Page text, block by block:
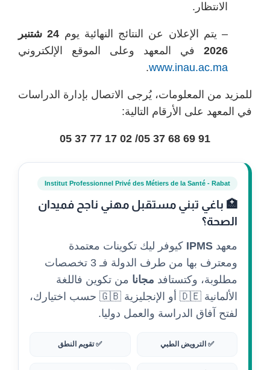
الانتظار.
– يتم الإعلان عن النتائج النهائية يوم
24 شتنبر
2026 في المعهد وعلى الموقع الإلكتروني
www.inau.ac.ma
.
للمزيد من المعلومات، يُرجى الاتصال بإدارة الدراسات
في المعهد على الأرقام التالية:
91 69 68 37 05/ 02 17 77 37 05
Institut Professionnel Privé des Métiers de la Santé - Rabat
🏥 باغي تبني مستقبل مهني ناجح فميدان
الصحة؟
معهد IPMS كيوفر ليك تكوينات معتمدة
ومعترف بها من طرف الدولة فـ 3 تخصصات
مطلوبة، وكتستافد مجانا من تكوين فاللغة
الألمانية 🇩🇪 أو الإنجليزية 🇬🇧 حسب اختيارك،
لفتح آفاق الدراسة والعمل دوليا.
✅ الترويض الطبي ✅ تقويم النطق